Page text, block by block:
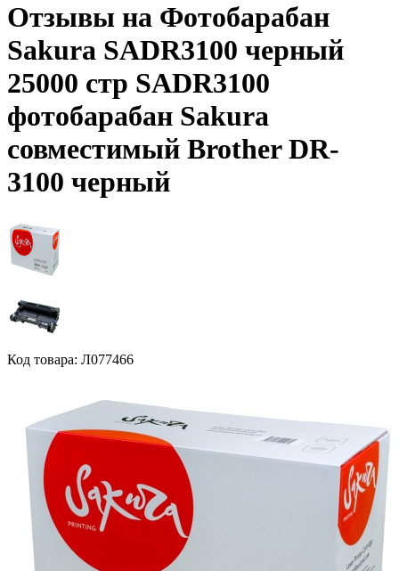
Отзывы на Фотобарабан
Sakura SADR3100 черный
25000 стр SADR3100
фотобарабан Sakura
совместимый Brother DR-
3100 черный
Код товара: Л077466